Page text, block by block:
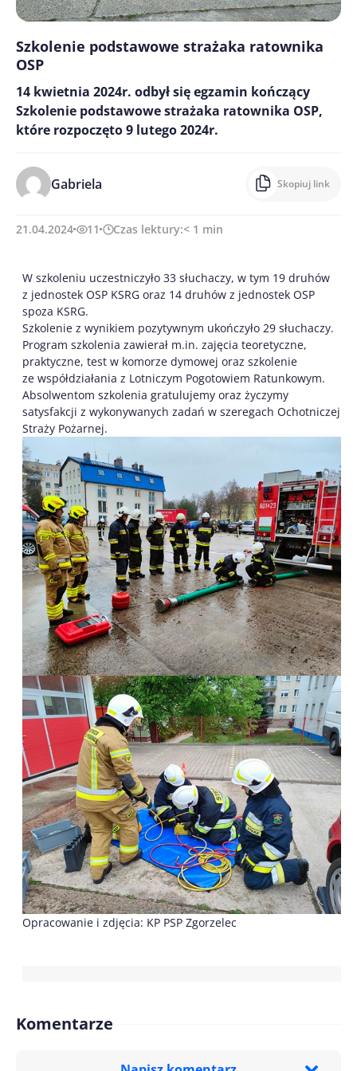
Szkolenie podstawowe strażaka ratownika
OSP
14 kwietnia 2024r. odbył się egzamin kończący
Szkolenie podstawowe strażaka ratownika OSP,
które rozpoczęto 9 lutego 2024r.
Gabriela Skopiuj link
21.04.2024 11 Czas lektury:< 1 min
W szkoleniu uczestniczyło 33 słuchaczy, w tym 19 druhów
z jednostek OSP KSRG oraz 14 druhów z jednostek OSP
spoza KSRG.
Szkolenie z wynikiem pozytywnym ukończyło 29 słuchaczy.
Program szkolenia zawierał m.in. zajęcia teoretyczne,
praktyczne, test w komorze dymowej oraz szkolenie
ze współdziałania z Lotniczym Pogotowiem Ratunkowym.
Absolwentom szkolenia gratulujemy oraz życzymy
satysfakcji z wykonywanych zadań w szeregach Ochotniczej
Straży Pożarnej.
Opracowanie i zdjęcia: KP PSP Zgorzelec
Komentarze